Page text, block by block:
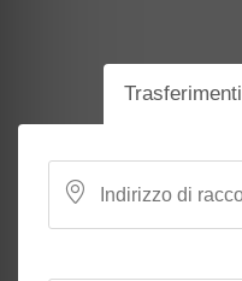
Trasferimenti